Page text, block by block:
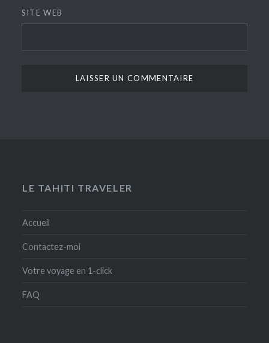
SITE WEB
LE TAHITI TRAVELER
Accueil
Contactez-moi
Votre voyage en 1-click
FAQ